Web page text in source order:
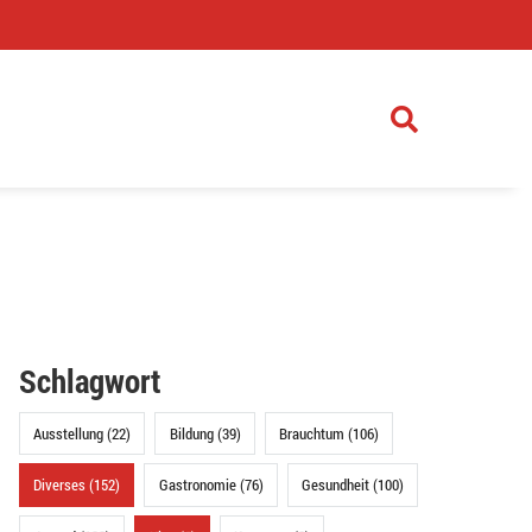
Schlagwort
Ausstellung (22) Bildung (39) Brauchtum (106)
Diverses (152) Gastronomie (76) Gesundheit (100)